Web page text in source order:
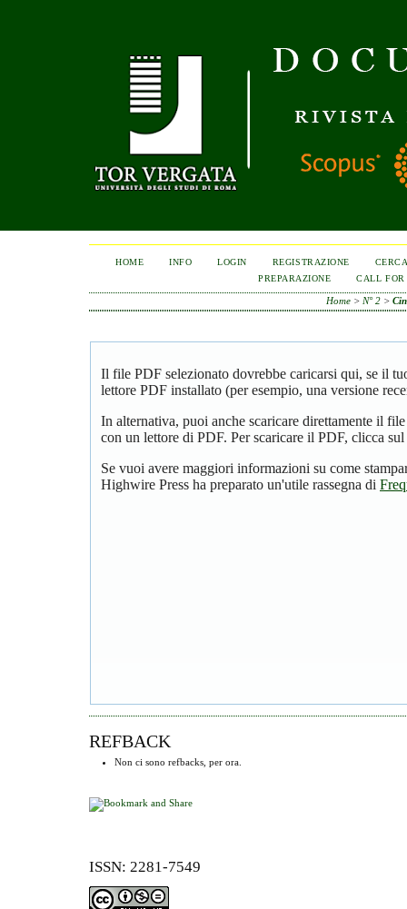
HOME INFO LOGIN REGISTRAZIONE
PREPARAZIONE
CALL FOR
Home > N° 2 >
Il file PDF selezionato dovrebbe caricarsi qui, se il
lettore PDF installato (per esempio, una versione
In alternativa, puoi anche scaricare direttamente il
con un lettore di PDF. Per scaricare il PDF, clicca
Se vuoi avere maggiori informazioni su come
Highwire Press ha preparato un'utile rassegna di
REFBACK
Non ci sono refbacks, per ora.
ISSN: 2281-7549